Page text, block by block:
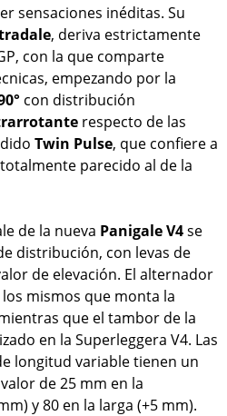
sensaciones inéditas. Su
, deriva estrictamente
con la que comparte
empezando por la
con distribución
respecto de las
Twin Pulse, que confiere a
parecido al de la
de la nueva Panigale V4se
distribución, con levas de
de elevación. El alternador
mismos que monta la
que el tambor de la
en la Superleggera V4. Las
longitud variable tienen un
de 25 mm en la
y 80 en la larga (+5 mm).